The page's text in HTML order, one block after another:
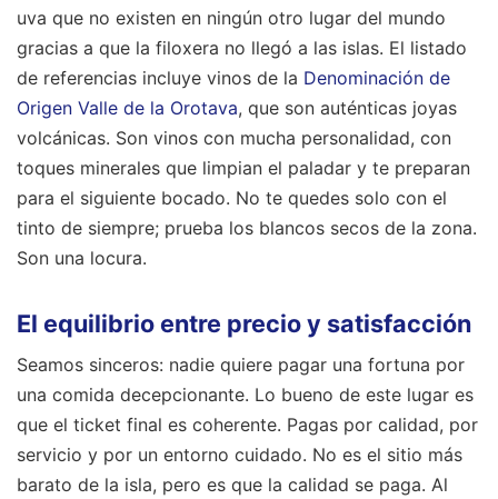
uva que no existen en ningún otro lugar del mundo
gracias a que la filoxera no llegó a las islas. El listado
de referencias incluye vinos de la Denominación de
Origen Valle de la Orotava, que son auténticas joyas
volcánicas. Son vinos con mucha personalidad, con
toques minerales que limpian el paladar y te preparan
para el siguiente bocado. No te quedes solo con el
tinto de siempre; prueba los blancos secos de la zona.
Son una locura.
El equilibrio entre precio y satisfacción
Seamos sinceros: nadie quiere pagar una fortuna por
una comida decepcionante. Lo bueno de este lugar es
que el ticket final es coherente. Pagas por calidad, por
servicio y por un entorno cuidado. No es el sitio más
barato de la isla, pero es que la calidad se paga. Al